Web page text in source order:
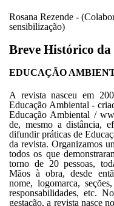
Rosana Rezende -
sensibilização)
Breve Histórico da
EDUCAÇÃO
A revista nasceu em
Educação Ambiental -
Educação Ambiental /
de, mesmo a distância,
difundir práticas de
da revista. Organizamos
todos os que
torno de 20 pessoas,
Mãos à obra, desde
nome, logomarca,
responsabilidades, etc.
gestação, a revista nasce